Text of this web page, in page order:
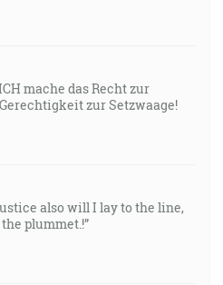
mache das Recht zur
zur Setzwaage!
also will I lay to the line,
plummet.!”